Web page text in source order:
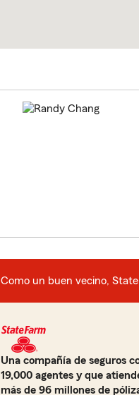
Como un buen vecino,
Una compañía de seguros
19,000 agentes y que
más de 96 millones de